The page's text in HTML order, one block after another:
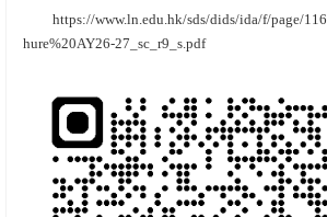
https://www.ln.edu.hk/sds/dids/ida/f/page/
hure%20AY26-27_sc_r9_s.pdf